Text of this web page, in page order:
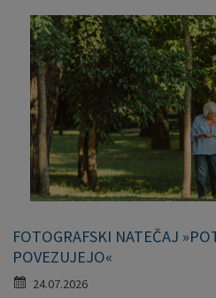
FOTOGRAFSKI NATEČAJ
POVEZUJEJO«
24.07.2026